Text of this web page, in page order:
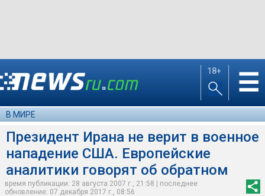
18+ ☰
В МИРЕ
Президент Ирана не верит в военное
нападение США. Европейские
аналитики говорят об обратном
время публикации: 28 августа 2007 г., 21:58 | последнее
обновление: 07 декабря 2017 г., 08:56